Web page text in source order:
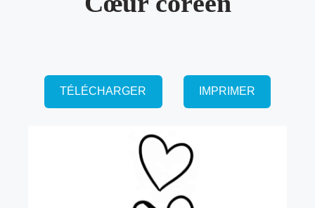
TÉLÉCHARGER IMPRIMER